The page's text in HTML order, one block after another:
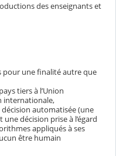
des enseignants et
pour une finalité autre que
tiers à l’Union
internationale,
décision automatisée (une
décision prise à l’égard
appliqués à ses
être humain